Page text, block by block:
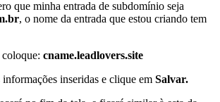
que minha entrada de subdomínio seja
, o nome da entrada que estou criando tem
coloque: cname.leadlovers.site
inseridas e clique em Salvar.